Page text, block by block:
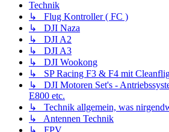
Technik
↳ Flug Kontroller ( FC )
↳ DJI Naza
↳ DJI A2
↳ DJI A3
↳ DJI Wookong
↳ SP Racing F3 & F4 mit
↳ DJI Motoren Set's -
E800 etc.
↳ Technik allgemein, was
↳ Antennen Technik